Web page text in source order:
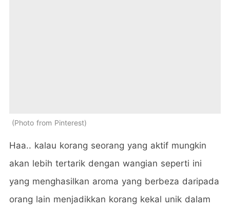
Photo from Pinterest
Haa.. kalau korang seorang yang aktif mungkin
akan lebih tertarik dengan wangian seperti ini
yang menghasilkan aroma yang berbeza daripada
orang lain menjadikkan korang kekal unik dalam